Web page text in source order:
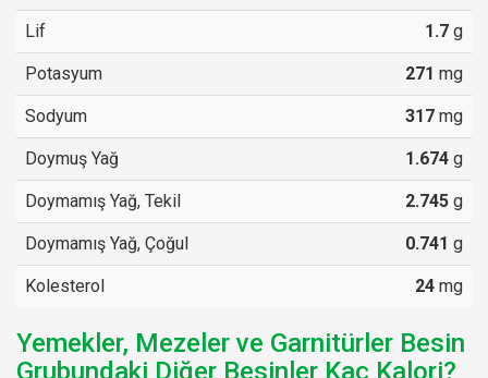
Lif 1.7 g
Potasyum 271 mg
Sodyum 317 mg
Doymuş Yağ 1.674 g
Doymamış Yağ, Tekil 2.745 g
Doymamış Yağ, Çoğul 0.741 g
Kolesterol 24 mg
Yemekler, Mezeler ve Garnitürler Besin
Grubundaki Diğer Besinler Kaç Kalori?